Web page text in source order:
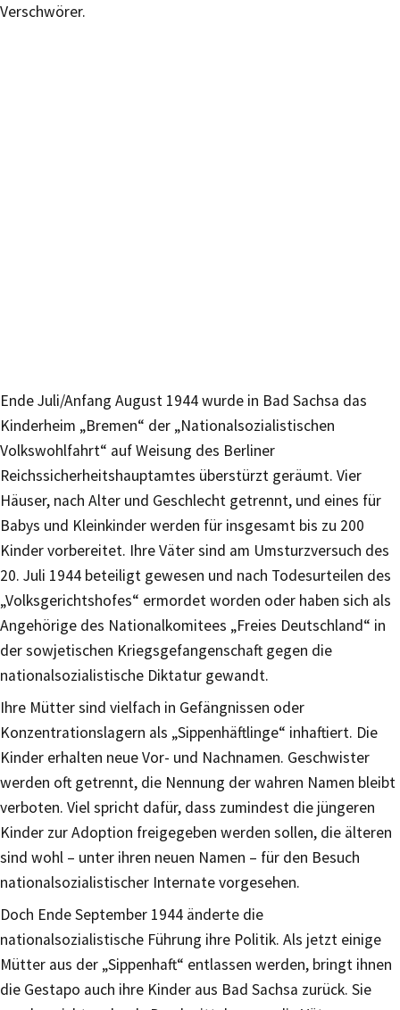
Verschwörer.
Ende Juli/Anfang August 1944 wurde in Bad Sachsa das
Kinderheim „Bremen“ der „Nationalsozialistischen
Volkswohlfahrt“ auf Weisung des Berliner
Reichssicherheitshauptamtes überstürzt geräumt. Vier
Häuser, nach Alter und Geschlecht getrennt, und eines für
Babys und Kleinkinder werden für insgesamt bis zu 200
Kinder vorbereitet. Ihre Väter sind am Umsturzversuch des
20. Juli 1944 beteiligt gewesen und nach Todesurteilen des
„Volksgerichtshofes“ ermordet worden oder haben sich als
Angehörige des Nationalkomitees „Freies Deutschland“ in
der sowjetischen Kriegsgefangenschaft gegen die
nationalsozialistische Diktatur gewandt.
Ihre Mütter sind vielfach in Gefängnissen oder
Konzentrationslagern als „Sippenhäftlinge“ inhaftiert. Die
Kinder erhalten neue Vor- und Nachnamen. Geschwister
werden oft getrennt, die Nennung der wahren Namen bleibt
verboten. Viel spricht dafür, dass zumindest die jüngeren
Kinder zur Adoption freigegeben werden sollen, die älteren
sind wohl – unter ihren neuen Namen – für den Besuch
nationalsozialistischer Internate vorgesehen.
Doch Ende September 1944 änderte die
nationalsozialistische Führung ihre Politik. Als jetzt einige
Mütter aus der „Sippenhaft“ entlassen werden, bringt ihnen
die Gestapo auch ihre Kinder aus Bad Sachsa zurück. Sie